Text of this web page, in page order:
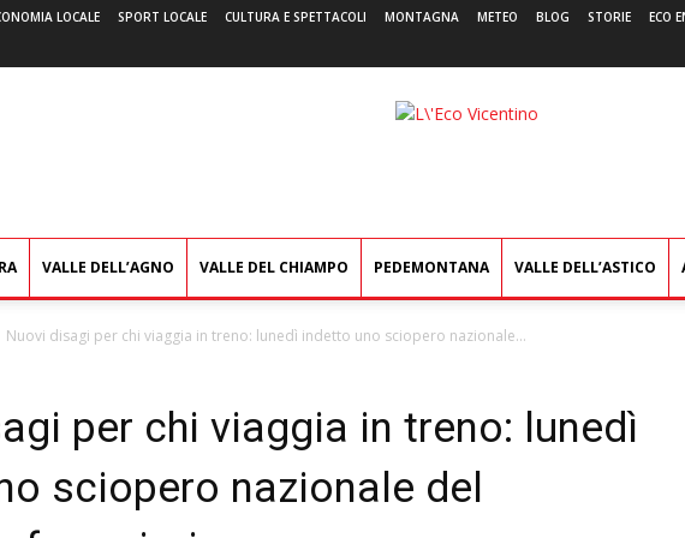
LOCALE SPORT LOCALE CULTURA E SPETTACOLI MONTAGNA METEO BLOG STORIE ECO
L'Eco
VALLE DELL’AGNO VALLE DEL CHIAMPO PEDEMONTANA VALLE DELL’ASTICO
Nuovi disagi per chi viaggia in treno: lunedì indetto uno sciopero nazionale...
per chi viaggia in treno: lunedì
sciopero nazionale del